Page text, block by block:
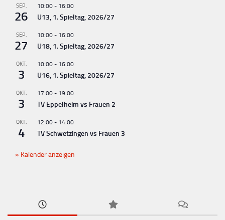
u
n
g
-
N
a
v
i
g
a
t
SEP.
26
10:00 - 16:00
U13, 1. Spieltag, 2026/27
SEP.
27
10:00 - 16:00
U18, 1. Spieltag, 2026/27
OKT.
3
10:00 - 16:00
U16, 1. Spieltag, 2026/27
OKT.
3
17:00 - 19:00
TV Eppelheim vs Frauen 2
OKT.
4
12:00 - 14:00
TV Schwetzingen vs Frauen 3
Kalender anzeigen